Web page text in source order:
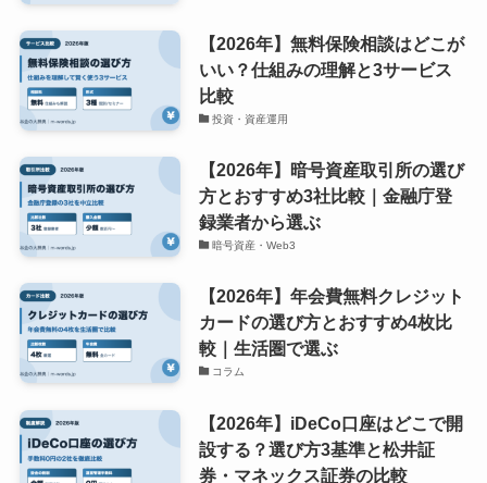
【2026年】無料保険相談はどこが
いい？仕組みの理解と3サービス
比較
投資・資産運用
【2026年】暗号資産取引所の選び
方とおすすめ3社比較｜金融庁登
録業者から選ぶ
暗号資産・Web3
【2026年】年会費無料クレジット
カードの選び方とおすすめ4枚比
較｜生活圏で選ぶ
コラム
【2026年】iDeCo口座はどこで開
設する？選び方3基準と松井証
券・マネックス証券の比較